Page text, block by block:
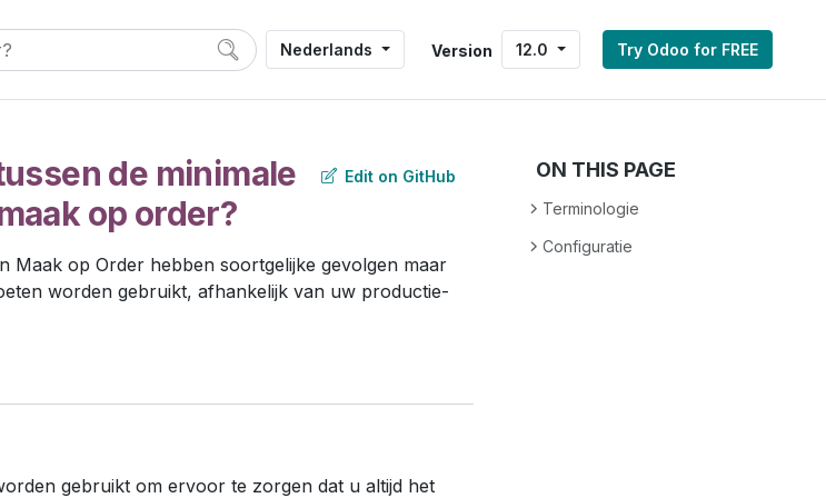
Nederlands Version 12.0 Try Odoo for FREE
de minimale
op order?
Maak op Order hebben soortgelijke gevolgen maar
worden gebruikt, afhankelijk van uw productie-
gebruikt om ervoor te zorgen dat u altijd het
Edit on GitHub ON THIS PAGE
Terminologie
Configuratie